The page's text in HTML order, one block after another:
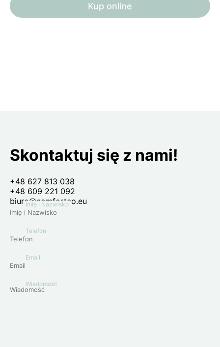
Kup online
Skontaktuj się z nami!
+48 627 813 038
+48 609 221 092
biuro@comforteo.eu
Imię i Nazwisko
Telefon
Email
Wiadomość